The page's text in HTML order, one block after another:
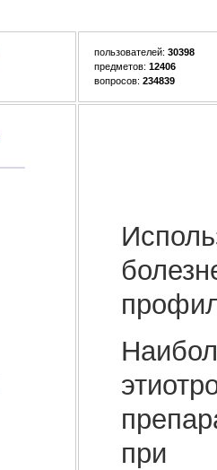
пользователей: 30398
предметов: 12406
вопросов: 234839
при